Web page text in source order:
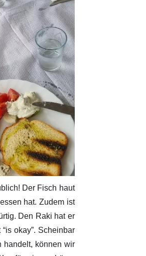
Der Fisch haut
hat. Zudem ist
Den Raki hat er
okay”. Scheinbar
handelt, können wir